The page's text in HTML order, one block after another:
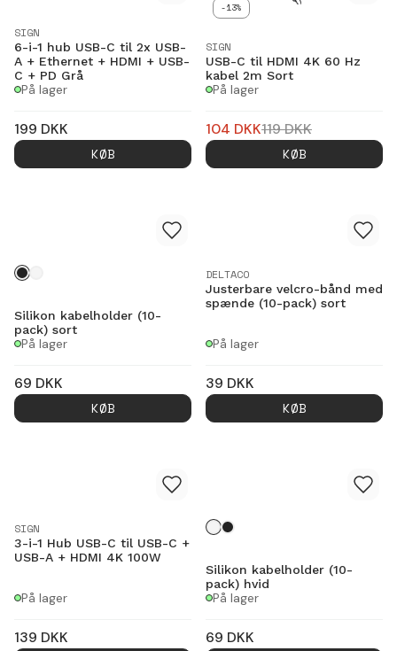
SIGN
6-i-1 hub USB-C til 2x USB-
A + Ethernet + HDMI + USB-
C + PD Grå
På lager
199 DKK
KØB
-13%
SIGN
USB-C til HDMI 4K 60 Hz
kabel 2m Sort
På lager
104 DKK119DKK
KØB
Silikon kabelholder (10-
pack) sort
På lager
69 DKK
KØB
DELTACO
Justerbare velcro-bånd med
spænde (10-pack) sort
På lager
39 DKK
KØB
SIGN
3-i-1 Hub USB-C til USB-C +
USB-A + HDMI 4K 100W
På lager
139 DKK
Silikon kabelholder (10-
pack) hvid
På lager
69 DKK